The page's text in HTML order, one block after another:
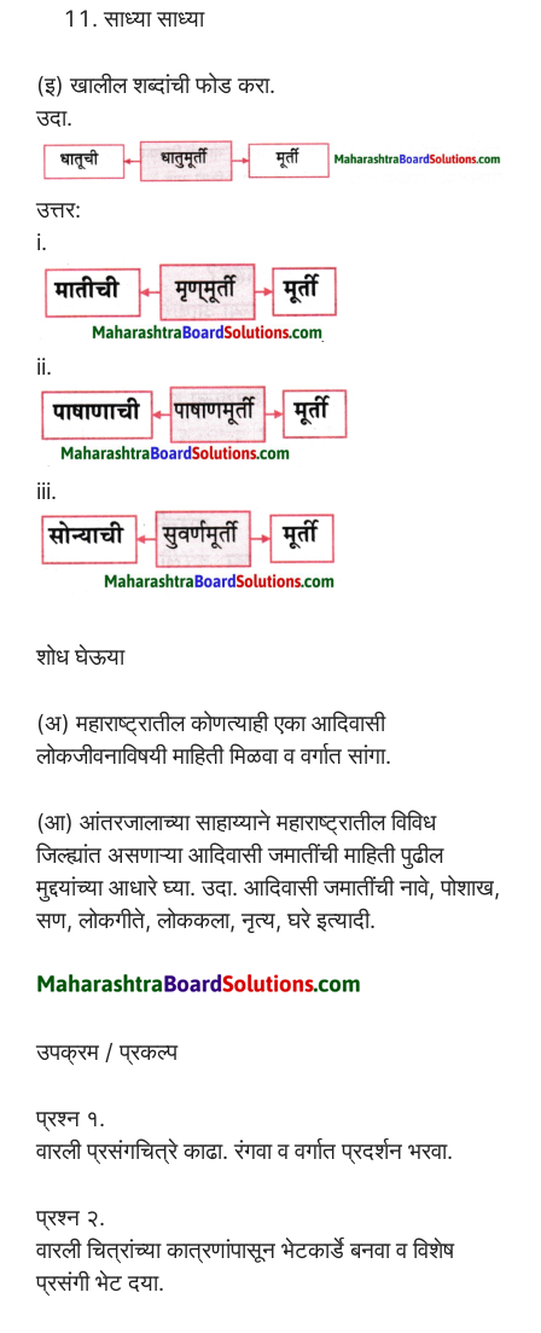
साध्या साध्या
(इ) खालील शब्दांची फोड करा.
उदा.
उत्तर:
i.
ii.
iii.
शोध घेऊया
(अ) महाराष्ट्रातील कोणत्याही एका आदिवासी
लोकजीवनाविषयी माहिती मिळवा व वर्गात सांगा.
(आ) आंतरजालाच्या साहाय्याने महाराष्ट्रातील विविध
जिल्ह्यांत असणाऱ्या आदिवासी जमातींची माहिती पुढील
मुद्दयांच्या आधारे घ्या. उदा. आदिवासी जमातींची नावे, पोशाख,
सण, लोकगीते, लोककला, नृत्य, घरे इत्यादी.
उपक्रम / प्रकल्प
प्रश्न १.
वारली प्रसंगचित्रे काढा. रंगवा व वर्गात प्रदर्शन भरवा.
प्रश्न २.
वारली चित्रांच्या कात्रणांपासून भेटकार्डे बनवा व विशेष
प्रसंगी भेट दया.